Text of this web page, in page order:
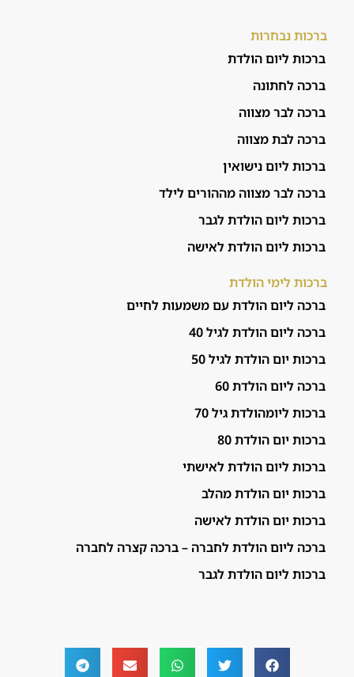
ברכות נבחרות
ברכות ליום הולדת
ברכה לחתונה
ברכה לבר מצווה
ברכה לבת מצווה
ברכות ליום נישואין
ברכה לבר מצווה מההורים לילד
ברכות ליום הולדת לגבר
ברכות ליום הולדת לאישה
ברכות לימי הולדת
ברכה ליום הולדת עם משמעות לחיים
ברכה ליום הולדת לגיל 40
ברכות יום הולדת לגיל 50
ברכה ליום הולדת 60
ברכות ליומהולדת גיל 70
ברכות יום הולדת 80
ברכות ליום הולדת לאישתי
ברכות יום הולדת מהלב
ברכות יום הולדת לאישה
ברכה ליום הולדת לחברה – ברכה קצרה לחברה
ברכות ליום הולדת לגבר